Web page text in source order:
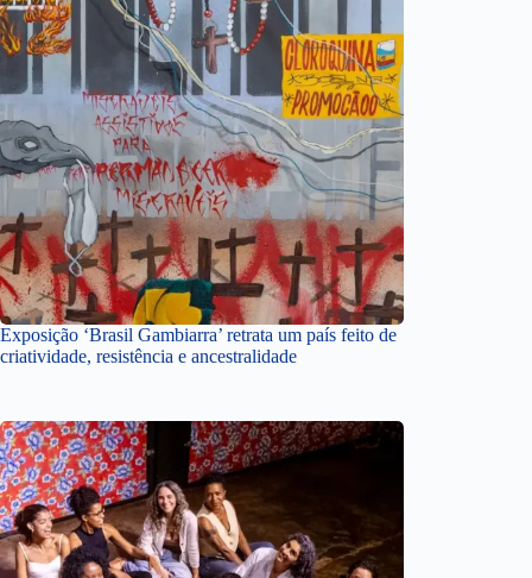
Exposição ‘Brasil Gambiarra’ retrata um país feito de
criatividade, resistência e ancestralidade